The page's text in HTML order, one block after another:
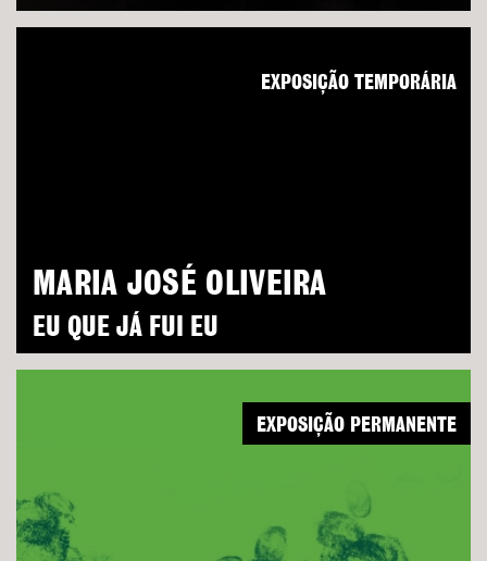
MARIA JOSÉ OLIVEIRA
EU QUE JÁ FUI EU
EXPOSIÇÃO TEMPORÁRIA
EXPOSIÇÃO PERMANENTE